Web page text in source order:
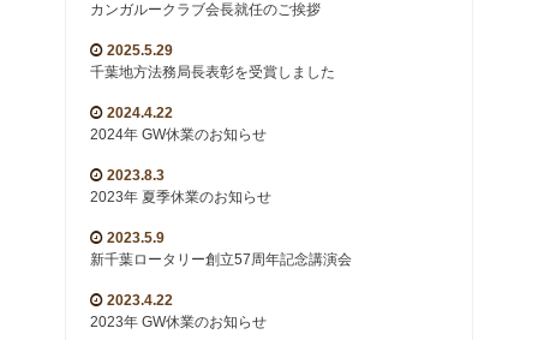
カンガルークラブ会長就任のご挨拶
2025.5.29
千葉地方法務局長表彰を受賞しました
2024.4.22
2024年 GW休業のお知らせ
2023.8.3
2023年 夏季休業のお知らせ
2023.5.9
新千葉ロータリー創立57周年記念講演会
2023.4.22
2023年 GW休業のお知らせ